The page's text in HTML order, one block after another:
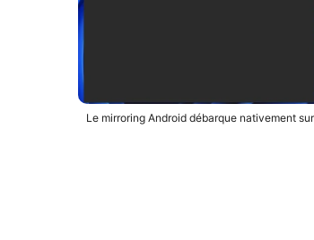
Le mirroring Android débarque nativement